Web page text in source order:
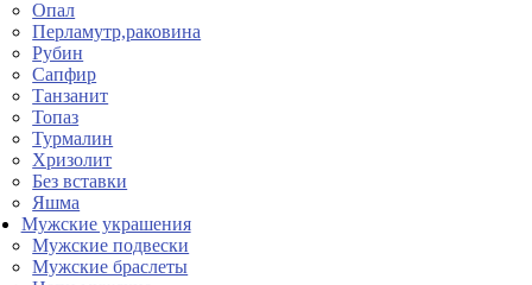
Опал
Перламутр,раковина
Рубин
Сапфир
Танзанит
Топаз
Турмалин
Хризолит
Без вставки
Яшма
Мужские украшения
Мужские подвески
Мужские браслеты